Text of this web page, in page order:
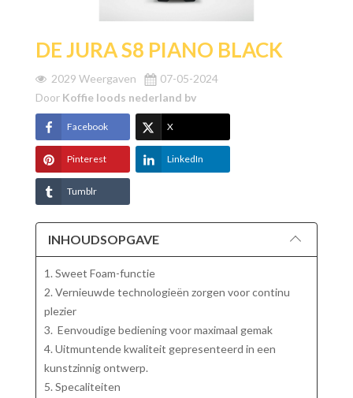
DE JURA S8 PIANO BLACK
2029 Weergaven
07-05-2024
Door Koffie loods nederland bv
Facebook X
Pinterest LinkedIn
Tumblr
INHOUDSOPGAVE
1. Sweet Foam-functie
2. Vernieuwde technologieën zorgen voor continu
plezier
3. Eenvoudige bediening voor maximaal gemak
4. Uitmuntende kwaliteit gepresenteerd in een
kunstzinnig ontwerp.
5. Specaliteiten